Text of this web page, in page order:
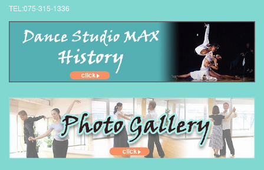
TEL:075-315-1336